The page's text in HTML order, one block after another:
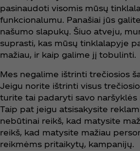
pasinaudoti visomis mūsų
funkcionalumu. Panašiai jūs
našumo slapukų. Šiuo atveju,
suprasti, kas mūsų tinklalapyje
mažiau, ir kaip galime jį tobulinti.
Mes negalime ištrinti trečiosios
Jeigu norite ištrinti visus
turite tai padaryti savo naršyklės
Taip pat jeigu atsisakysite
nebūtinai reikš, kad matysite
reikš, kad matysite mažiau
reikmėms pritaikytų, kampanijų.